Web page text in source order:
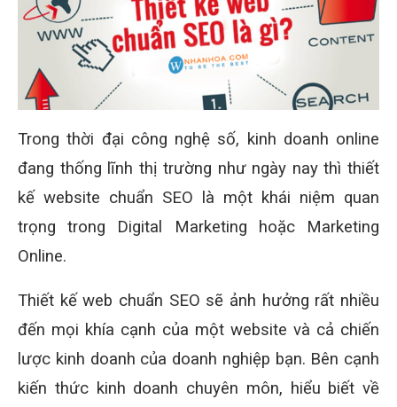
Trong thời đại công nghệ số, kinh doanh online
đang thống lĩnh thị trường như ngày nay thì thiết
kế website chuẩn SEO là một khái niệm quan
trọng trong Digital Marketing hoặc Marketing
Online.
Thiết kế web chuẩn SEO sẽ ảnh hưởng rất nhiều
đến mọi khía cạnh của một website và cả chiến
lược kinh doanh của doanh nghiệp bạn. Bên cạnh
kiến thức kinh doanh chuyên môn, hiểu biết về